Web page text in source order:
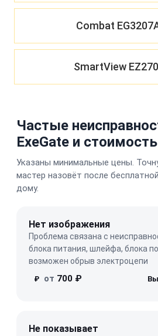
Combat
SmartView
Частые
ExeGate и
Указаны минимальные цены.
мастер назовёт после
дому.
Нет изображения
Проблема связана с
блока питания, шлейфа, блока
возможен обрыв электроцепи
₽ от 700 ₽
Не показывает